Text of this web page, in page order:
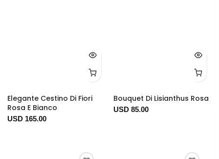
Elegante Cestino Di Fiori
Rosa E Bianco
USD 165.00
Bouquet Di Lisianthus Rosa
USD 85.00